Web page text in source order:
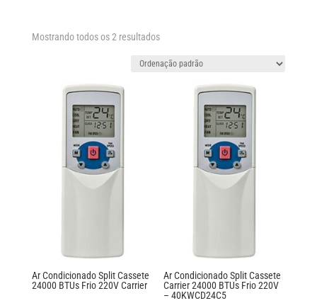
Mostrando todos os 2 resultados
Ar Condicionado Split Cassete
24000 BTUs Frio 220V Carrier
Ar Condicionado Split Cassete
Carrier 24000 BTUs Frio 220V
– 40KWCD24C5